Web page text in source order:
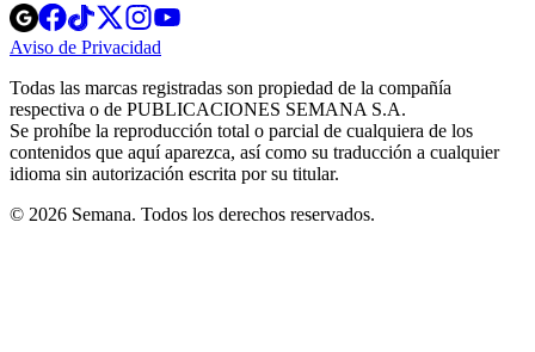
Opens
in
new
Opens
in
new
Opens
in
new
window
Opens
new
windowwindow
Aviso de Privacidad
new
window
Todas las marcas registradas son propiedad de la compañía
respectiva o de PUBLICACIONES SEMANA S.A.
Se prohíbe la reproducción total o parcial de cualquiera de los
contenidos que aquí aparezca, así como su traducción a cualquier
idioma sin autorización escrita por su titular.
© 2026 Semana. Todos los derechos reservados.